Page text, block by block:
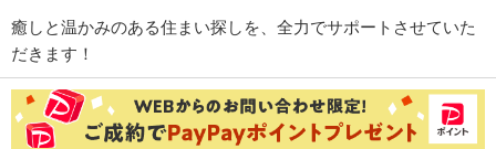
癒しと温かみのある住まい探しを、全力でサポートさせていた
だきます！